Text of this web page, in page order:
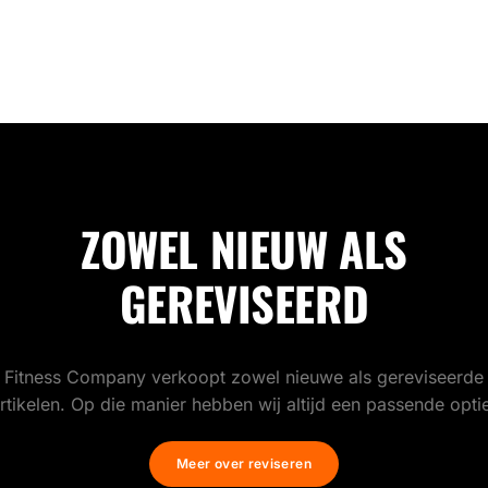
ZOWEL NIEUW ALS
GEREVISEERD
Fitness Company verkoopt zowel nieuwe als gereviseerde
Op die manier hebben wij altijd een passende
Meer over reviseren